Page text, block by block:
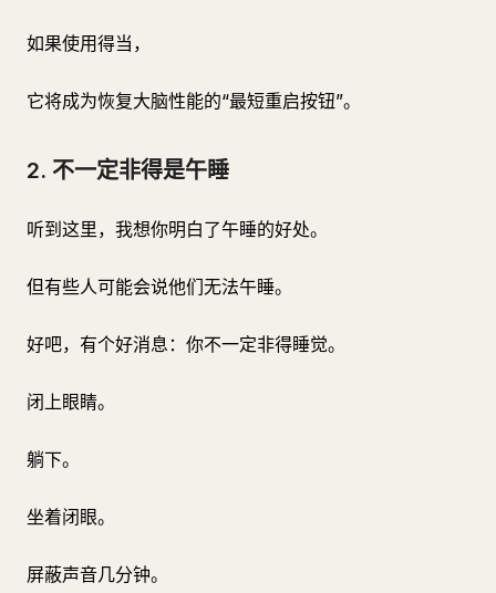
如果使用得当，
它将成为恢复大脑性能的“最短重启按钮”。
2. 不一定非得是午睡
听到这里，我想你明白了午睡的好处。
但有些人可能会说他们无法午睡。
好吧，有个好消息：你不一定非得睡觉。
闭上眼睛。
躺下。
坐着闭眼。
屏蔽声音几分钟。